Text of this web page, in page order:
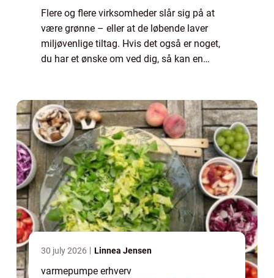
Flere og flere virksomheder slår sig på at
være grønne – eller at de løbende laver
miljøvenlige tiltag. Hvis det også er noget,
du har et ønske om ved dig, så kan en
30 july 2026 Linnea Jensen
varmepumpe erhverv